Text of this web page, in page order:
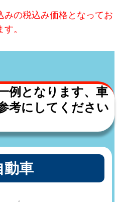
の税込み価格となってお
す。
例となります、車
考にしてください
動車